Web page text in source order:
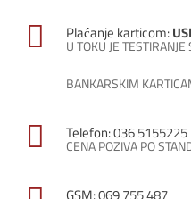
Plaćanje karticom:
U TOKU JE
BANKARSKIM
Telefon: 036 5155225
CENA POZIVA PO